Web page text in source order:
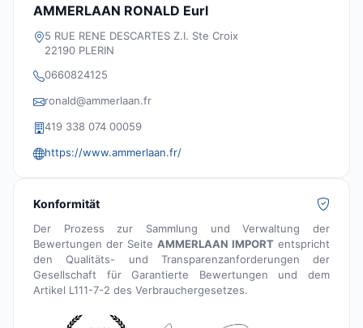
AMMERLAAN RONALD Eurl
5 RUE RENE DESCARTES Z.I. Ste Croix
22190 PLERIN
0660824125
ronald@ammerlaan.fr
419 338 074 00059
https://www.ammerlaan.fr/
Konformität
Der Prozess zur Sammlung und Verwaltung der
Bewertungen der Seite AMMERLAAN IMPORT entspricht
den Qualitäts- und Transparenzanforderungen der
Gesellschaft für Garantierte Bewertungen und dem
Artikel L111-7-2 des Verbrauchergesetzes.